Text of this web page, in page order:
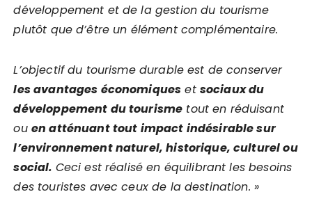
développement et de la gestion du tourisme
plutôt que d’être un élément complémentaire.
L’objectif du tourisme durable est de conserver
les avantages économiques et sociaux du
développement du tourisme tout en réduisant
ou en atténuant tout impact indésirable sur
l’environnement naturel, historique, culturel ou
social. Ceci est réalisé en équilibrant les besoins
des touristes avec ceux de la destination. »